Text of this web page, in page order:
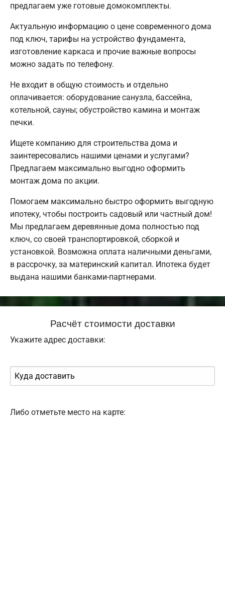
предлагаем уже готовые домокомплекты.
Актуальную информацию о цене современного дома
под ключ, тарифы на устройство фундамента,
изготовление каркаса и прочие важные вопросы
можно задать по телефону.
Не входит в общую стоимость и отдельно
оплачивается: оборудование санузла, бассейна,
котельной, сауны; обустройство камина и монтаж
печки.
Ищете компанию для строительства дома и
заинтересовались нашими ценами и услугами?
Предлагаем максимально выгодно оформить
монтаж дома по акции.
Помогаем максимально быстро оформить выгодную
ипотеку, чтобы построить садовый или частный дом!
Мы предлагаем деревянные дома полностью под
ключ, со своей транспортировкой, сборкой и
установкой. Возможна оплата наличными деньгами,
в рассрочку, за материнский капитал. Ипотека будет
выдана нашими банками-партнерами.
Расчёт стоимости доставки
Укажите адрес доставки:
Либо отметьте место на карте: